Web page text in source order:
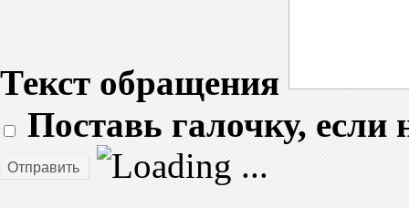
Текст обращения
Поставь галочку, если
Отправить